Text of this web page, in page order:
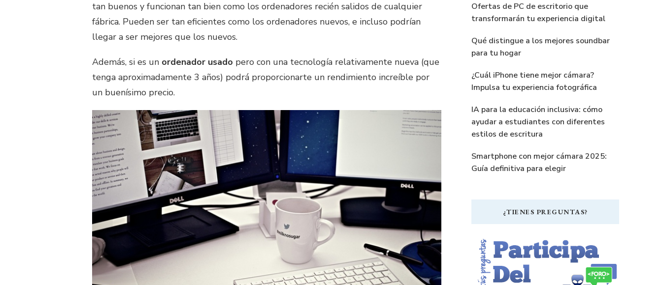
tan buenos y funcionan tan bien como los ordenadores recién salidos de cualquier
fábrica. Pueden ser tan eficientes como los ordenadores nuevos, e incluso podrían
llegar a ser mejores que los nuevos.
Además, si es un ordenador usado pero con una tecnología relativamente nueva (que
tenga aproximadamente 3 años) podrá proporcionarte un rendimiento increíble por
un buenísimo precio.
Ofertas de PC de escritorio que
transformarán tu experiencia digital
Qué distingue a los mejores soundbar
para tu hogar
¿Cuál iPhone tiene mejor cámara?
Impulsa tu experiencia fotográfica
IA para la educación inclusiva: cómo
ayudar a estudiantes con diferentes
estilos de escritura
Smartphone con mejor cámara 2025:
Guía definitiva para elegir
¿TIENES PREGUNTAS?